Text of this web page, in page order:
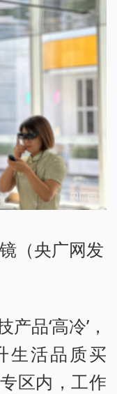
（央广网发
品‘高冷’，
生活品质买
区内，工作